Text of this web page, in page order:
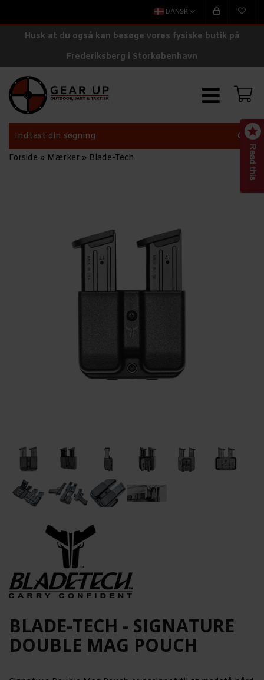
DANSK
Husk at du også kan besøge vores fysiske butik på
Frederiksberg i Storkøbenhavn
Forside » Mærker » Blade-Tech
BLADE-TECH - SIGNATURE
DOUBLE MAG POUCH